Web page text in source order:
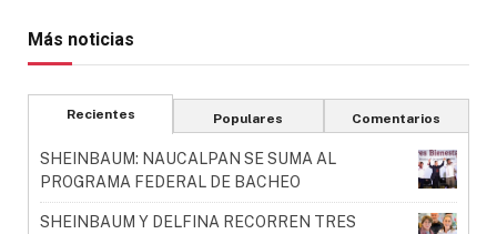
Más noticias
Recientes Populares Comentarios
SHEINBAUM: NAUCALPAN SE SUMA AL
PROGRAMA FEDERAL DE BACHEO
SHEINBAUM Y DELFINA RECORREN TRES